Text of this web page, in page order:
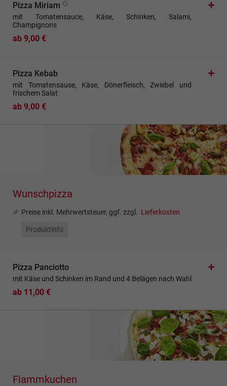
Pizza Miriam
mit Tomatensauce, Käse, Schinken, Salami,
Champignons
ab 9,00 €
Pizza Kebab
mit Tomatensause, Käse, Dönerfleisch, Zwiebel und
frischem Salat
ab 9,00 €
Wunschpizza
Preise inkl. Mehrwertsteuer, ggf. zzgl. Lieferkosten
Produktinfo
Pizza Panciotto
mit Käse und Schinken im Rand und 4 Belägen nach Wahl
ab 11,00 €
Flammkuchen